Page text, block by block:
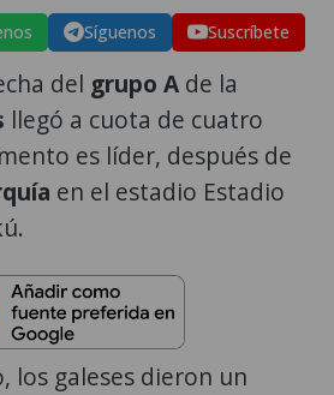
Síguenos Suscríbete
del grupo A de la
llegó a cuota de cuatro
es líder, después de
en el estadio Estadio
los galeses dieron un